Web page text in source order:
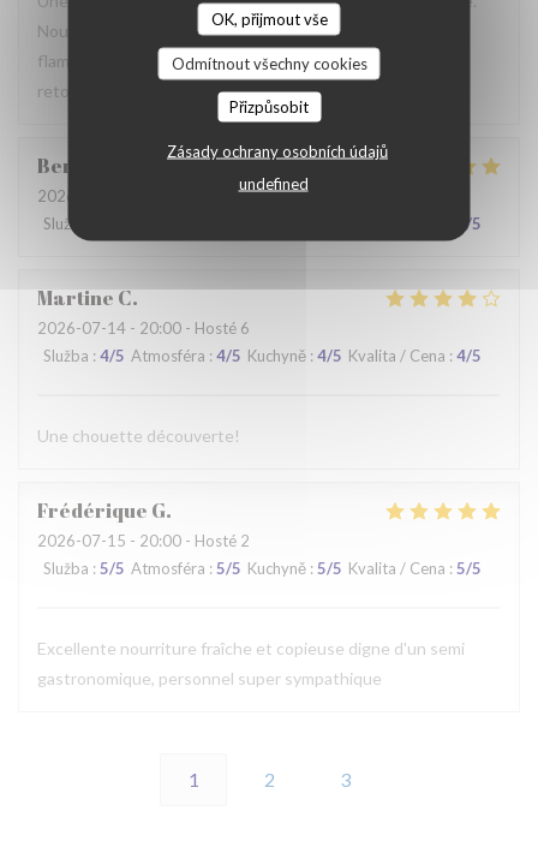
OK, přijmout vše
Odmítnout všechny cookies
Přizpůsobit
Zásady ochrany osobních údajů
undefined
Nous avons apprécié notre déjeuner (moule, carbonade,
flamiche au maroilles, etc) et le service. Pourquoi pas y
retourner lors d'un prochaine passage à Lilles.
Benjamin
2026-07-19
- 12:30 - Hosté 2
Služba
/5
MartineC
2026-07-14 - 20:00 - Hosté 6
Služba : 4/5 Atmosféra : 4/5 Kuchyně : 4/5 Kvalita / Cena : 4/5
Une chouette découverte!
Frédérique G
2026-07-15 - 20:00 - Hosté 2
Služba : 5/5 Atmosféra : 5/5 Kuchyně :5/5 Kvalita / Cena : 5/5
Excellente nourriture fraîche et copieuse digne d'un semi
gastronomique, personnel super sympathique
1 2 3